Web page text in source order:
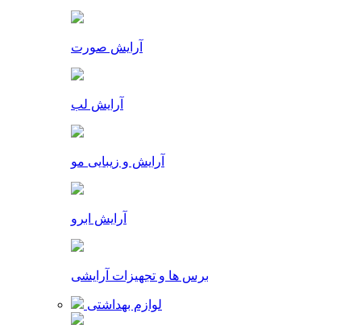
آرایش صورت
آرایش لب
آرایش و زیبایی مو
آرایش ابرو
برس ها و تجهیزات آرایشی
لوازم بهداشتی